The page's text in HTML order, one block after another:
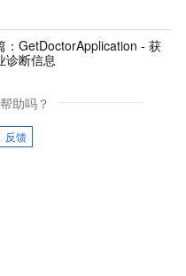
GetDoctorApplication - 获
诊断信息
助吗？
反馈